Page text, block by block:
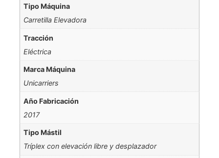
Tipo Máquina
Carretilla Elevadora
Tracción
Eléctrica
Marca Máquina
Unicarriers
Año Fabricación
2017
Tipo Mástil
Tríplex con elevación libre y desplazador